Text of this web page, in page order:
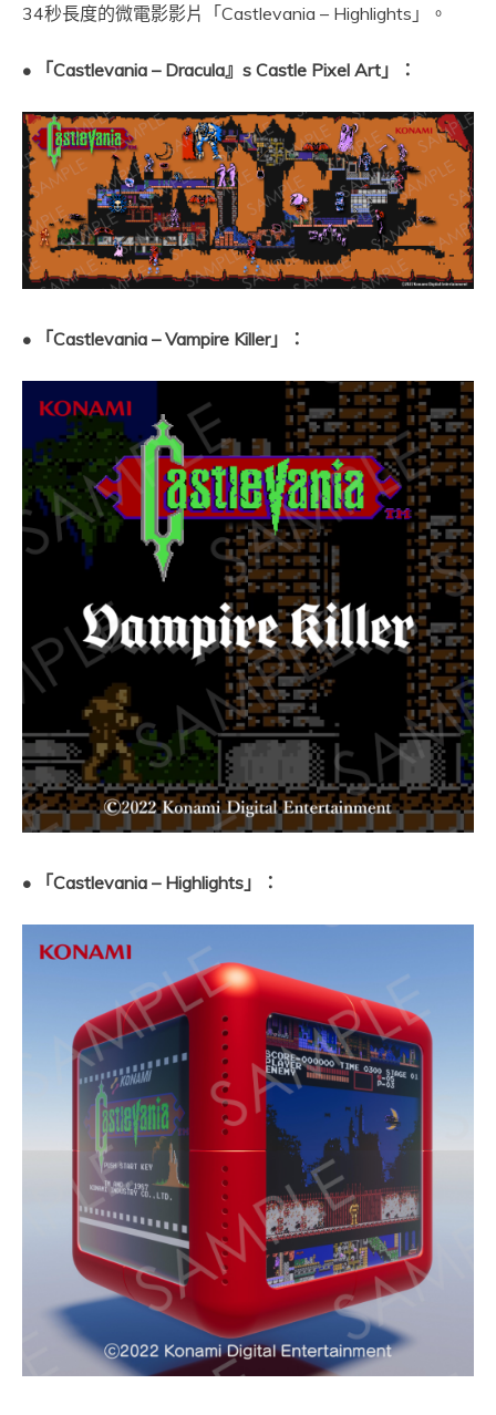
34秒長度的微電影影片「Castlevania – Highlights」。
• 「Castlevania – Dracula』s Castle Pixel Art」：
• 「Castlevania – Vampire Killer」：
• 「Castlevania – Highlights」：